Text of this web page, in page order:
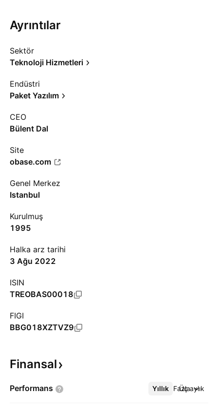
Ayrıntılar
Sektör
Teknoloji Hizmetleri
Endüstri
Paket Yazılım
CEO
Bülent Dal
Site
obase.com
Genel Merkez
Istanbul
Kurulmuş
1995
Halka arz tarihi
3 Ağu 2022
ISIN
TREOBAS00018
FIGI
BBG018XZTVZ9
Finansal
Performans Yıllık Üç aylık
Daha Fazla